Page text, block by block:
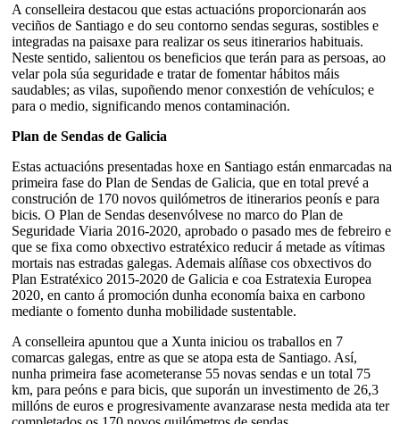
A conselleira destacou que estas actuacións proporcionarán aos
veciños de Santiago e do seu contorno sendas seguras, sostibles e
integradas na paisaxe para realizar os seus itinerarios habituais.
Neste sentido, salientou os beneficios que terán para as persoas, ao
velar pola súa seguridade e tratar de fomentar hábitos máis
saudables; as vilas, supoñendo menor conxestión de vehículos; e
para o medio, significando menos contaminación.
Plan de Sendas de Galicia
Estas actuacións presentadas hoxe en Santiago están enmarcadas na
primeira fase do Plan de Sendas de Galicia, que en total prevé a
construción de 170 novos quilómetros de itinerarios peonís e para
bicis. O Plan de Sendas desenvólvese no marco do Plan de
Seguridade Viaria 2016-2020, aprobado o pasado mes de febreiro e
que se fixa como obxectivo estratéxico reducir á metade as vítimas
mortais nas estradas galegas. Ademais alíñase cos obxectivos do
Plan Estratéxico 2015-2020 de Galicia e coa Estratexia Europea
2020, en canto á promoción dunha economía baixa en carbono
mediante o fomento dunha mobilidade sustentable.
A conselleira apuntou que a Xunta iniciou os traballos en 7
comarcas galegas, entre as que se atopa esta de Santiago. Así,
nunha primeira fase acometeranse 55 novas sendas e un total 75
km, para peóns e para bicis, que suporán un investimento de 26,3
millóns de euros e progresivamente avanzarase nesta medida ata ter